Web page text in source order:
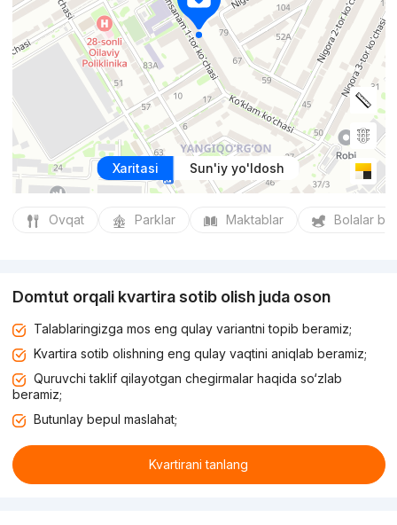
Xaritasi Sun'iy yo'ldosh
Ovqat Parklar Maktablar Bolalar
Domtut orqali kvartira sotib olish juda oson
Talablaringizga mos eng qulay variantni topib beramiz;
Kvartira sotib olishning eng qulay vaqtini aniqlab beramiz;
Quruvchi taklif qilayotgan chegirmalar haqida so‘zlab
beramiz;
Butunlay bepul maslahat;
Kvartirani tanlang